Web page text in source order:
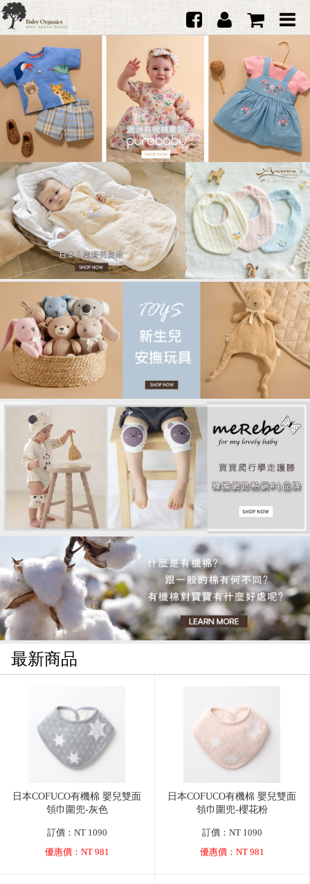
首頁
澳洲Purebaby有機棉
日本品牌育兒配件
韓國Merebe寶寶配件
嬰兒
女生
男生
禮品
服務據點
品牌故事
客服專區
最新商品
日本COFUCO有機棉 嬰兒雙面
領巾圍兜-灰色
訂價：NT 1090
優惠價：NT 981
日本COFUCO有機棉 嬰兒雙面
領巾圍兜-櫻花粉
訂價：NT 1090
優惠價：NT 981